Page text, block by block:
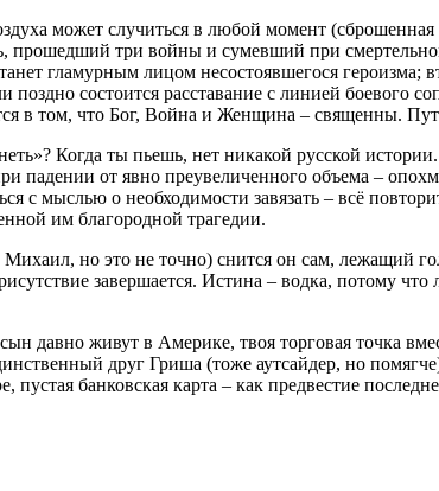
может случиться в любой момент
прошедший три войны и сумевший при
гламурным лицом несостоявшегося
поздно состоится расставание с линией боевого
в том, что Бог, Война и Женщина – священны.
Когда ты пьешь, нет никакой русской
падении от явно преувеличенного объема –
с мыслью о необходимости завязать – всё
им благородной трагедии.
но это не точно) снится он сам, лежащий
завершается. Истина – водка, потому
давно живут в Америке, твоя торговая точка
друг Гриша (тоже аутсайдер, но
пустая банковская карта – как предвестие